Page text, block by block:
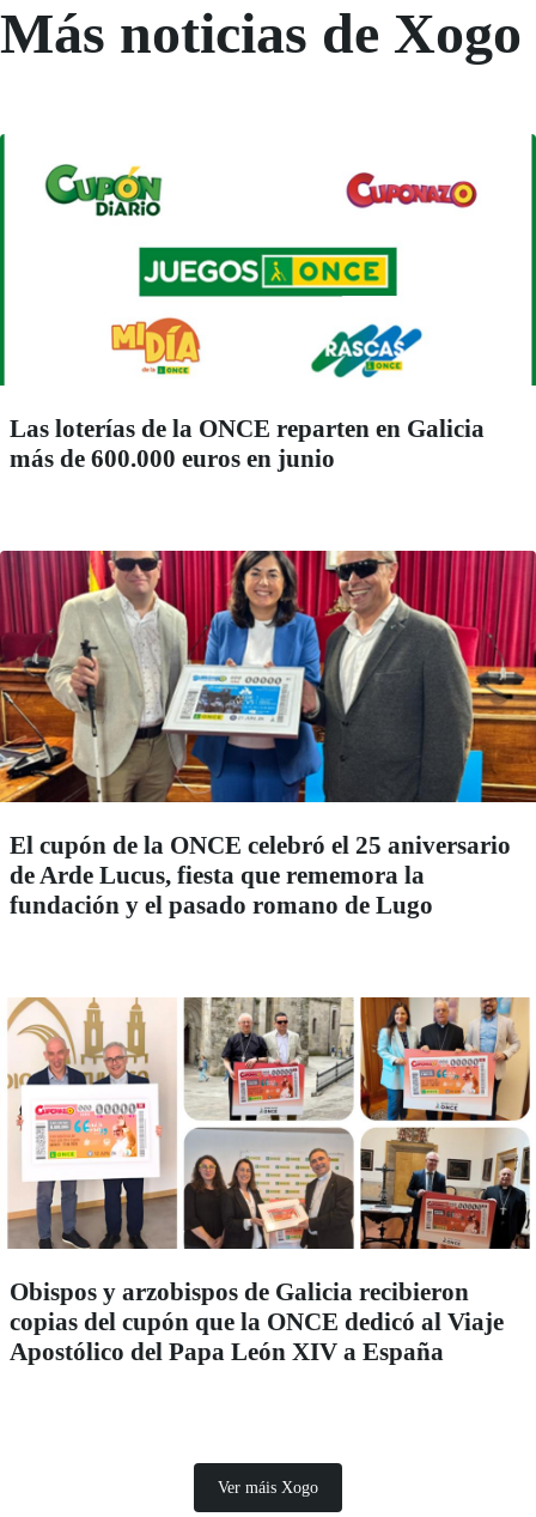
Más noticias de Xogo
Las loterías de la ONCE reparten en Galicia
más de 600.000 euros en junio
El cupón de la ONCE celebró el 25 aniversario
de Arde Lucus, fiesta que rememora la
fundación y el pasado romano de Lugo
Obispos y arzobispos de Galicia recibieron
copias del cupón que la ONCE dedicó al Viaje
Apostólico del Papa León XIV a España
Ver máis Xogo